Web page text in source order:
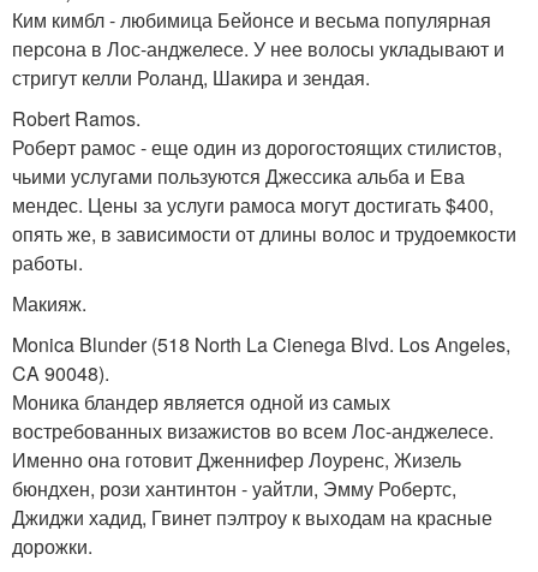
Ким кимбл - любимица Бейонсе и весьма популярная
персона в Лос-анджелесе. У нее волосы укладывают и
стригут келли Роланд, Шакира и зендая.
Robert Ramos.
Роберт рамос - еще один из дорогостоящих стилистов,
чьими услугами пользуются Джессика альба и Ева
мендес. Цены за услуги рамоса могут достигать $400,
опять же, в зависимости от длины волос и трудоемкости
работы.
Макияж.
Monica Blunder (518 North La Cienega Blvd. Los Angeles,
CA 90048).
Моника бландер является одной из самых
востребованных визажистов во всем Лос-анджелесе.
Именно она готовит Дженнифер Лоуренс, Жизель
бюндхен, рози хантинтон - уайтли, Эмму Робертс,
Джиджи хадид, Гвинет пэлтроу к выходам на красные
дорожки.